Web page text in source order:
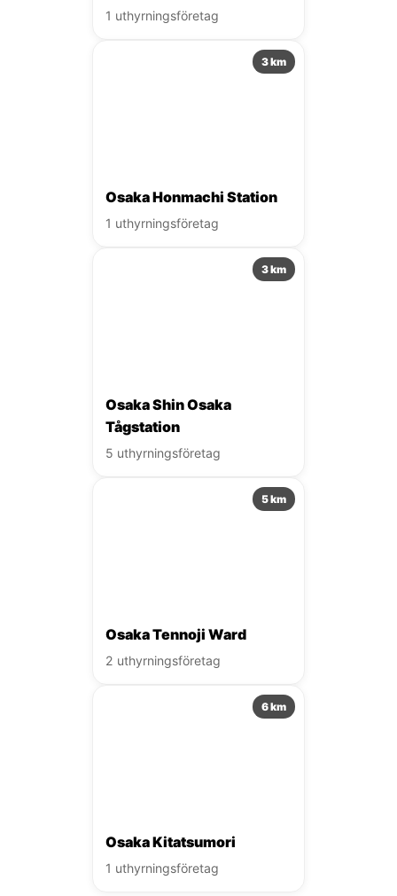
1 uthyrningsföretag
3 km
Osaka Honmachi Station
1 uthyrningsföretag
3 km
Osaka Shin Osaka
Tågstation
5 uthyrningsföretag
5 km
Osaka Tennoji Ward
2 uthyrningsföretag
6 km
Osaka Kitatsumori
1 uthyrningsföretag